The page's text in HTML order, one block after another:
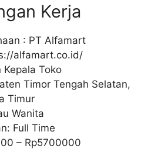
Kerja
: PT Alfamart
alfamart.co.id/
Kepala Toko
Timor Tengah Selatan,
Timur
Wanita
Full Time
– Rp5700000